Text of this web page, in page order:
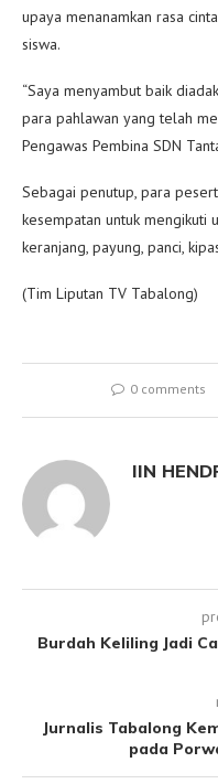
upaya menanamkan rasa
siswa.
“Saya menyambut baik
para pahlawan yang telah
Pengawas Pembina SDN
Sebagai penutup, para
kesempatan untuk mengikuti
keranjang, payung, panci,
(Tim Liputan TV Tabalong)
0 comments
IIN
Burdah Keliling Jadi
Jurnalis Tabalong
pada